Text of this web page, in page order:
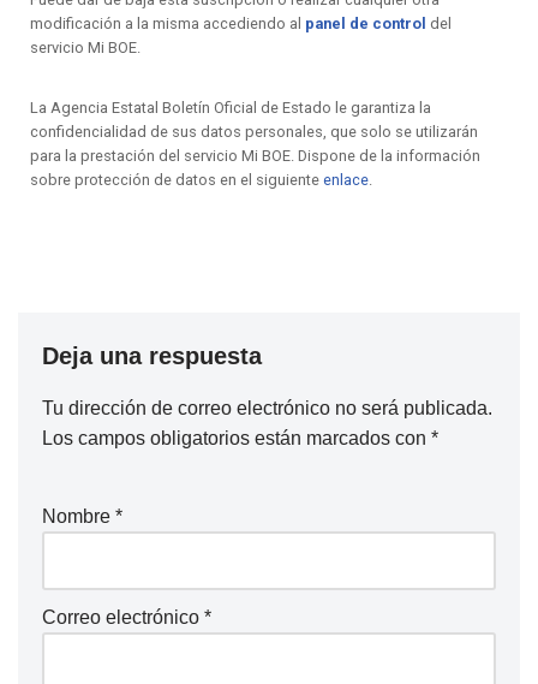
modificación a la misma accediendo al panel de control del
servicio Mi BOE.
La Agencia Estatal Boletín Oficial de Estado le garantiza la
confidencialidad de sus datos personales, que solo se utilizarán
para la prestación del servicio Mi BOE. Dispone de la información
sobre protección de datos en el siguiente enlace
Deja una respuesta
Tu dirección de correo electrónico no será publicada.
Los campos obligatorios están marcados con *
Nombre *
Correo electrónico *